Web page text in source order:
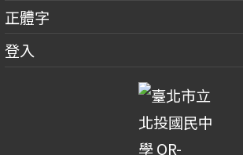
正體字
登入